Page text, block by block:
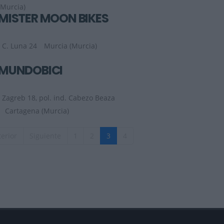
MOON BIKES
C. Luna 24 Murcia (Murcia)
Zagreb 18, pol. ind. Cabezo Beaza
Cartagena (Murcia)
3